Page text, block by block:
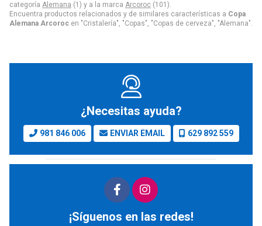
categoría Alemana (1) y a la marca Arcoroc (101).
Encuentra productos relacionados y de similares características a Copa
Alemana Arcoroc en "Cristalería", "Copas", "Copas de cerveza", "Alemana".
¿Necesitas ayuda?
981 846 006 ENVIAR EMAIL 629 892 559
¡Síguenos en las redes!